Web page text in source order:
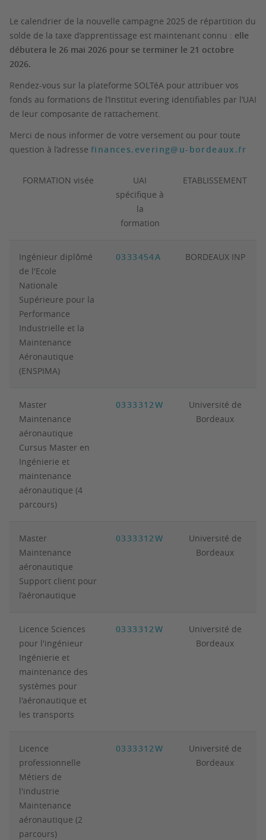
Le calendrier de la nouvelle campagne 2025 de répartition du
solde de la taxe d’apprentissage est maintenant connu : elle
débutera le 26 mai 2026 pour se terminer le 21 octobre
2026.
Rendez-vous sur la plateforme SOLTéA pour attribuer vos
fonds au formations de l’Institut evering identifiables par l’UAI
de leur composante de rattachement.
Merci de nous informer de votre versement ou pour toute
question à l’adresse finances.evering@u-bordeaux.fr
FORMATION visée
UAI
spécifique à
la
formation
ETABLISSEMENT
Ingénieur diplômé
de l'Ecole
Nationale
Supérieure pour la
Performance
Industrielle et la
Maintenance
Aéronautique
(ENSPIMA)
0333454A BORDEAUX INP
Master
Maintenance
aéronautique
Cursus Master en
Ingénierie et
maintenance
aéronautique (4
parcours)
0333312W
Université de
Bordeaux
Master
Maintenance
aéronautique
Support client pour
l’aéronautique
0333312W
Université de
Bordeaux
Licence Sciences
pour l'ingénieur
Ingénierie et
maintenance des
systèmes pour
l'aéronautique et
les transports
0333312W
Université de
Bordeaux
Licence
professionnelle
Métiers de
l'industrie
Maintenance
aéronautique (2
parcours)
0333312W
Université de
Bordeaux